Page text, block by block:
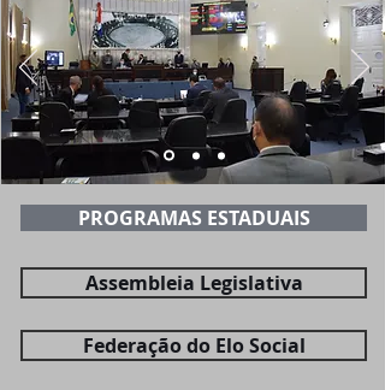
PROGRAMAS ESTADUAIS
Assembleia Legislativa
Federação do Elo Social